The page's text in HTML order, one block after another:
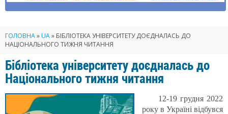
ГОЛОВНА»UA» БІБЛІОТЕКА УНІВЕРСИТЕТУ ДОЄДНАЛАСЬ ДО
НАЦІОНАЛЬНОГО ТИЖНЯ ЧИТАННЯ
Бібліотека університету доєдналась до
Національного тижня читання
12-19 грудня 2022
року в Україні відбувся